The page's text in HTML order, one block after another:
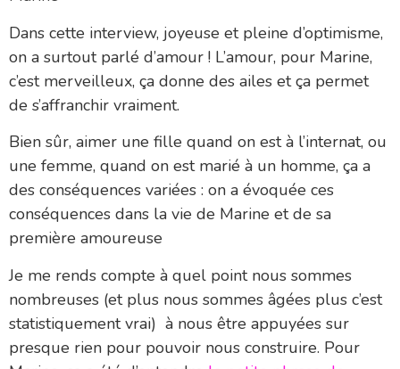
Dans cette interview, joyeuse et pleine d’optimisme,
on a surtout parlé d’amour ! L’amour, pour Marine,
c’est merveilleux, ça donne des ailes et ça permet
de s’affranchir vraiment.
Bien sûr, aimer une fille quand on est à l’internat, ou
une femme, quand on est marié à un homme, ça a
des conséquences variées : on a évoquée ces
conséquences dans la vie de Marine et de sa
première amoureuse
Je me rends compte à quel point nous sommes
nombreuses (et plus nous sommes âgées plus c’est
statistiquement vrai) à nous être appuyées sur
presque rien pour pouvoir nous construire. Pour